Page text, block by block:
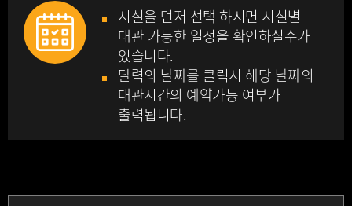
시설을 먼저 선택 하시면 시설별
대관 가능한 일정을 확인하실수가
있습니다.
달력의 날짜를 클릭시 해당 날짜의
대관시간의 예약가능 여부가
출력됩니다.